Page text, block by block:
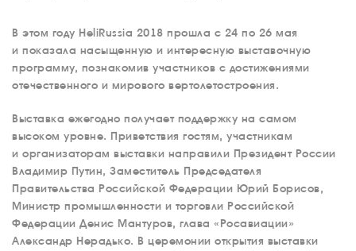
В этом году HeliRussia 2018 прошла с 24 по 26 мая
и показала насыщенную и интересную выставочную
программу, познакомив участников с достижениями
отечественного и мирового вертолетостроения.
Выставка ежегодно получает поддержку на самом
высоком уровне. Приветствия гостям, участникам
и организаторам выставки направили Президент России
Владимир Путин, Заместитель Председателя
Правительства Российской Федерации Юрий Борисов,
Министр промышленности и торговли Российской
Федерации Денис Мантуров, глава «Росавиации»
Александр Нерадько. В церемонии открытия выставки